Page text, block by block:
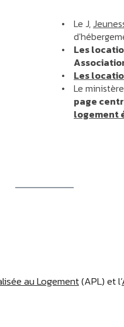
Le J,
Les
Les
Le
page
logement
au Logement(APL) et l’